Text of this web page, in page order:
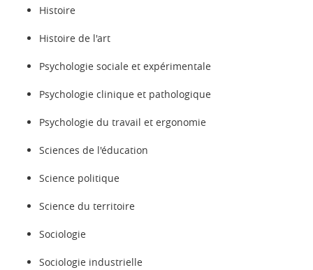
Histoire
Histoire de l'art
Psychologie sociale et expérimentale
Psychologie clinique et pathologique
Psychologie du travail et ergonomie
Sciences de l'éducation
Science politique
Science du territoire
Sociologie
Sociologie industrielle